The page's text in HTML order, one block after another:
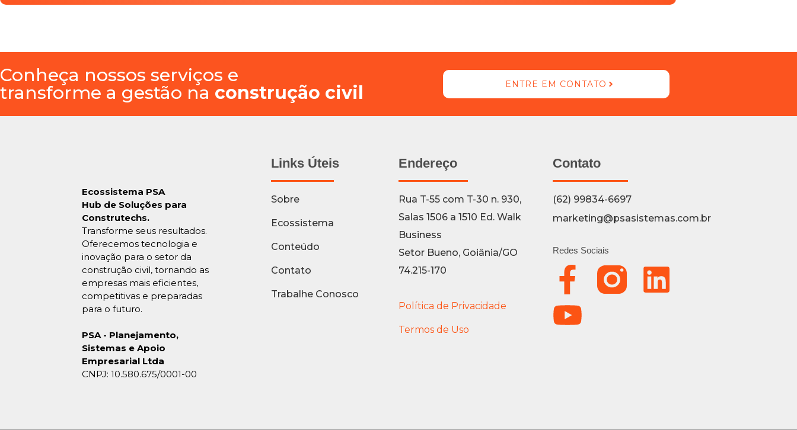
Conheça nossos serviços e
transforme a gestão na construção civil ENTRE EM CONTATO
Ecossistema PSA
Hub de Soluções para
Construtechs.
Transforme seus resultados.
Oferecemos tecnologia e
inovação para o setor da
construção civil, tornando as
empresas mais eficientes,
competitivas e preparadas
para o futuro.
PSA - Planejamento,
Sistemas e Apoio
Empresarial Ltda
CNPJ: 10.580.675/0001-00
Links Úteis
Sobre
Ecossistema
Conteúdo
Contato
Trabalhe Conosco
Endereço
Rua T-55 com T-30 n. 930,
Salas 1506 a 1510 Ed. Walk
Business
Setor Bueno, Goiânia/GO
74.215-170
Política de Privacidade
Termos de Uso
Contato
(62) 99834-6697
marketing@psasistemas.com.br
Redes Sociais